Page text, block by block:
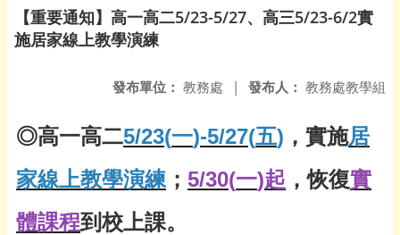
【重要通知】高一高二5/23-5/27、高三5/23-6/2實
施居家線上教學演練
發布人： 教務處教學組
發布單位： 教務處 |
◎高一高二5/23(一)-5/27(五) ，實施居
家線上教學演練 ； 5/30(一)起 ，恢復實
體課程到校上課。